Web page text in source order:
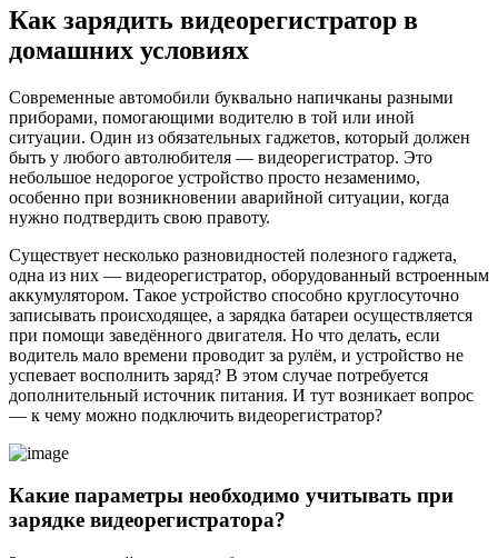
Как зарядить видеорегистратор в
домашних условиях
Современные автомобили буквально напичканы разными
приборами, помогающими водителю в той или иной
ситуации. Один из обязательных гаджетов, который должен
быть у любого автолюбителя — видеорегистратор. Это
небольшое недорогое устройство просто незаменимо,
особенно при возникновении аварийной ситуации, когда
нужно подтвердить свою правоту.
Существует несколько разновидностей полезного гаджета,
одна из них — видеорегистратор, оборудованный встроенным
аккумулятором. Такое устройство способно круглосуточно
записывать происходящее, а зарядка батареи осуществляется
при помощи заведённого двигателя. Но что делать, если
водитель мало времени проводит за рулём, и устройство не
успевает восполнить заряд? В этом случае потребуется
дополнительный источник питания. И тут возникает вопрос
— к чему можно подключить видеорегистратор?
Какие параметры необходимо учитывать при
зарядке видеорегистратора?